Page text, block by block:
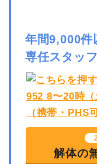
年間9,000件
専任スタッ
解体の